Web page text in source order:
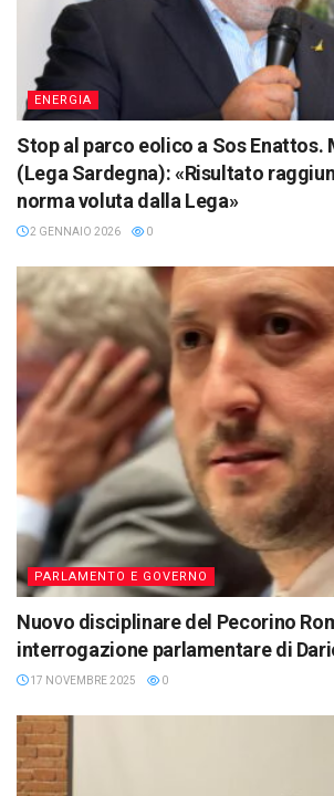
ENERGIA
Stop al parco eolico a Sos Enattos.
(Lega Sardegna): «Risultato
norma voluta dalla Lega»
2 GENNAIO 2026 0
PARLAMENTO E GOVERNO
Nuovo disciplinare del Pecorino
interrogazione parlamentare di
17 NOVEMBRE 2025 0